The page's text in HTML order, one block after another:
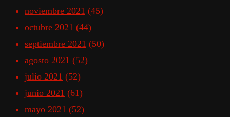
noviembre 2021 (45)
octubre 2021 (44)
septiembre 2021 (50)
agosto 2021 (52)
julio 2021 (52)
junio 2021 (61)
mayo 2021 (52)